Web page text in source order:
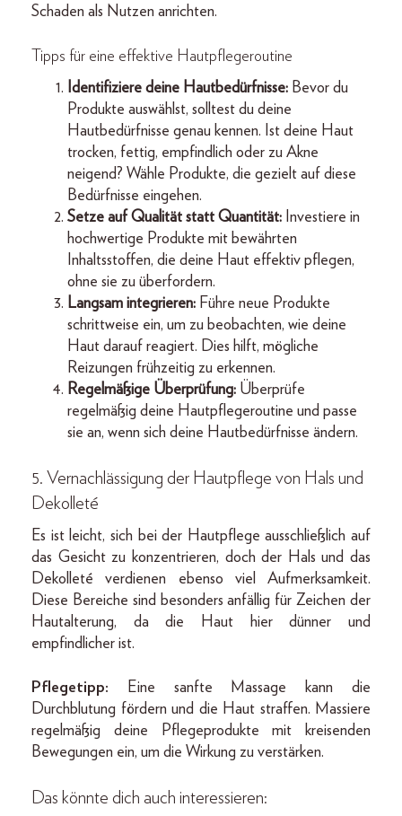
Schaden als Nutzen anrichten.
Tipps für eine effektive Hautpflegeroutine
Identifiziere deine Hautbedürfnisse: Bevor du
Produkte auswählst, solltest du deine
Hautbedürfnisse genau kennen. Ist deine Haut
trocken, fettig, empfindlich oder zu Akne
neigend? Wähle Produkte, die gezielt auf diese
Bedürfnisse eingehen.
Setze auf Qualität statt Quantität: Investiere in
hochwertige Produkte mit bewährten
Inhaltsstoffen, die deine Haut effektiv pflegen,
ohne sie zu überfordern.
Langsam integrieren: Führe neue Produkte
schrittweise ein, um zu beobachten, wie deine
Haut darauf reagiert. Dies hilft, mögliche
Reizungen frühzeitig zu erkennen.
Regelmäßige Überprüfung: Überprüfe
regelmäßig deine Hautpflegeroutine und passe
sie an, wenn sich deine Hautbedürfnisse ändern.
5. Vernachlässigung der Hautpflege von Hals und
Dekolleté
Es ist leicht, sich bei der Hautpflege ausschließlich auf
das Gesicht zu konzentrieren, doch der Hals und das
Dekolleté verdienen ebenso viel Aufmerksamkeit.
Diese Bereiche sind besonders anfällig für Zeichen der
Hautalterung, da die Haut hier dünner und
empfindlicher ist.
Pflegetipp:
Eine sanfte Massage kann die
Durchblutung fördern und die Haut straffen. Massiere
regelmäßig deine Pflegeprodukte mit kreisenden
Bewegungen ein, um die Wirkung zu verstärken.
Das könnte dich auch interessieren: